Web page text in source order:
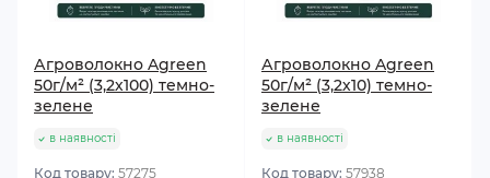
Агроволокно Agreen
50г/м² (3,2х100) темно-
зелене
в наявності
Код товару: 57275
Агроволокно Agreen
50г/м² (3,2х10) темно-
зелене
в наявності
Код товару: 57938